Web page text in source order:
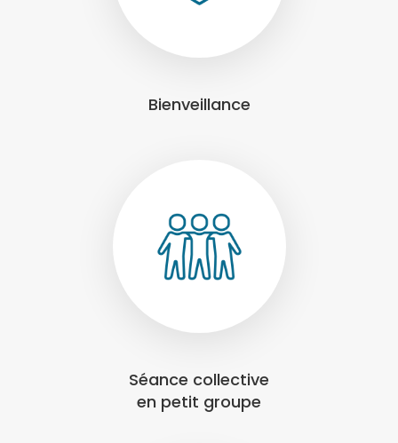
Bienveillance
Séance collective
en petit groupe